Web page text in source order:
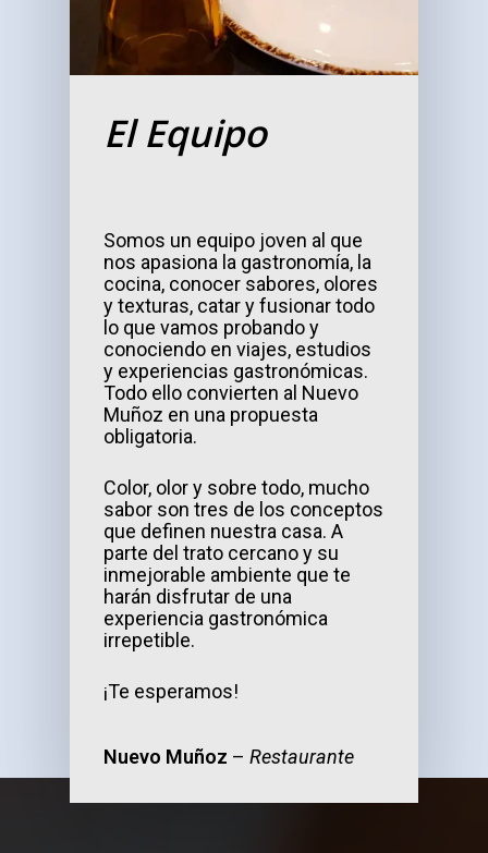
El Equipo
Somos un equipo joven al que
nos apasiona la gastronomía, la
cocina, conocer sabores, olores
y texturas, catar y fusionar todo
lo que vamos probando y
conociendo en viajes, estudios
y experiencias gastronómicas.
Todo ello convierten al Nuevo
Muñoz en una propuesta
obligatoria.
Color, olor y sobre todo, mucho
sabor son tres de los conceptos
que definen nuestra casa. A
parte del trato cercano y su
inmejorable ambiente que te
harán disfrutar de una
experiencia gastronómica
irrepetibl e.
¡Te esperamos!
Nuevo Muñoz –Restaurante